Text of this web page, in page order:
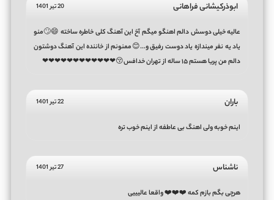
ابوذرکیشانی فراهانی 20 تیر 1401
عالیه خیلی دوسش دالم اهنگو میگم آخ این آهنگ کلی خاطره ساخته 😄🙄منو
یاد یه نفر میندازه یاد دوست رفیق و...😊ممنونم از خاننده این آهنگ دوشتون
دالم من پریا هستم ۱۵ ساله از تهران خدافس😚❤❤❤❤❤❤❤❤❤❤❤❤
باران 22 تیر 1401
اینم خوبه ولی اهنگ بی عاطفه از اینم خوب تره
ناشناس 27 تیر 1401
هرچی بگم بازم کمه ❤️❤️❤️ واقعا عالیییی